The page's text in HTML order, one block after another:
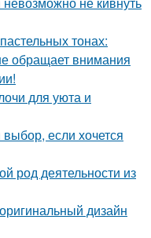
тонах:
обращает внимания
для уюта и
если хочется
род деятельности из
дизайн